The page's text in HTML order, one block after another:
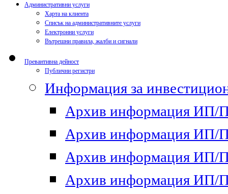
Административни услуги
Харта на клиента
Списък на административните услуги
Електронни услуги
Вътрешни правила, жалби и сигнали
Превантивна дейност
Публични регистри
Информация за
Архив информация ИП/
Архив информация ИП/
Архив информация ИП/
Архив информация ИП/